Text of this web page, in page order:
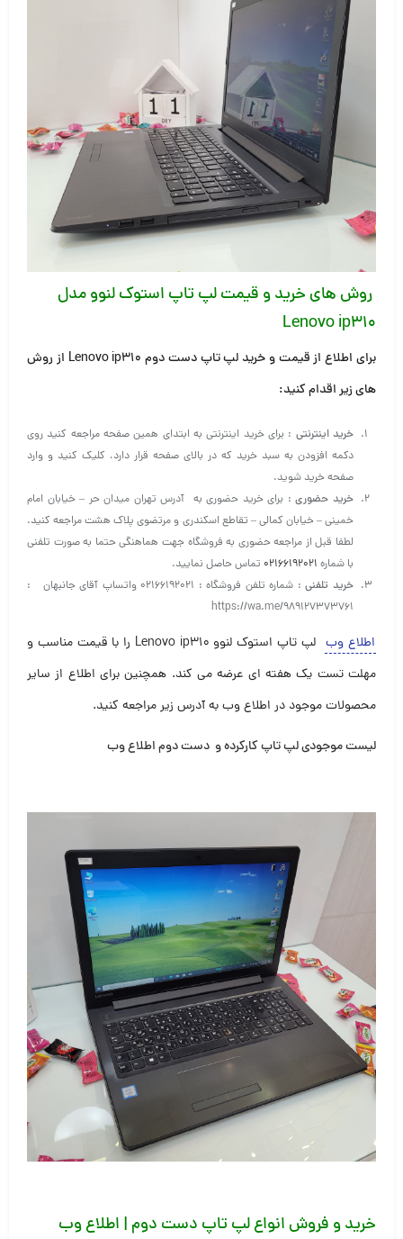
روش های خرید و قیمت لپ تاپ استوک لنوو مدل
Lenovo ip310
برای اطلاع از قیمت و خرید لپ تاپ دست دوم Lenovo ip310 از روش
های زیر اقدام کنید:
خرید اینترنتی : برای خرید اینترنتی به ابتدای همین صفحه مراجعه کنید روی
دکمه افزودن به سبد خرید که در بالای صفحه قرار دارد، کلیک کنید و وارد
صفحه خرید شوید.
خرید حضوری: برای خرید حضوری به آدرس تهران میدان حر – خیابان امام
خمینی – خیابان کمالی – تقاطع اسکندری و مرتضوی پلاک هشت مراجعه کنید.
لطفا قبل از مراجعه حضوری به فروشگاه جهت هماهنگی حتما به صورت تلفنی
با شماره ۰۲۱۶۶۱۹۲۰۲۱ تماس حاصل نمایید.
خرید تلفنی
: شماره تلفن فروشگاه : ۰۲۱۶۶۱۹۲۰۲۱ واتساپ آقای جانبهان :
https://wa.me/989127373761
اطلاع وب
لپ تاپ استوک لنوو Lenovo ip310 را با قیمت مناسب و
مهلت تست یک هفته ای عرضه می کند. همچنین برای اطلاع از سایر
محصولات موجود در اطلاع وب به آدرس زیر مراجعه کنید.
لیست موجودی لپ تاپ کارکرده و دست دوم اطلاع وب
خرید و فروش انواع لپ تاپ دست دوم | اطلاع وب